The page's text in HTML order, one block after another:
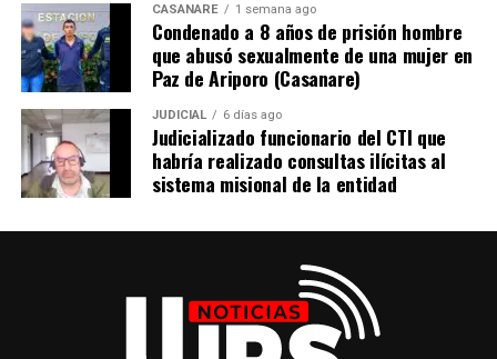
supervisión tecnológica en la historia reciente de
Colombia.
El mayor impacto ha sido para las regiones
Aunque la implementación de toda esta tecnología es
de alcance nacional, ha tenido mayor impacto y
relevancia en las regiones apartadas del país, donde
Para la Orinoquía colombiana, la digitalización de
acreditaciones, la validación por QR y los reportes en
CASANARE 1 semana ago
Condenado a 8 años de prisión hombre
que abusó sexualmente de una mujer en
Paz de Ariporo (Casanare)
JUDICIAL 6 días ago
Judicializado funcionario del CTI que
habría realizado consultas ilícitas al
sistema misional de la entidad